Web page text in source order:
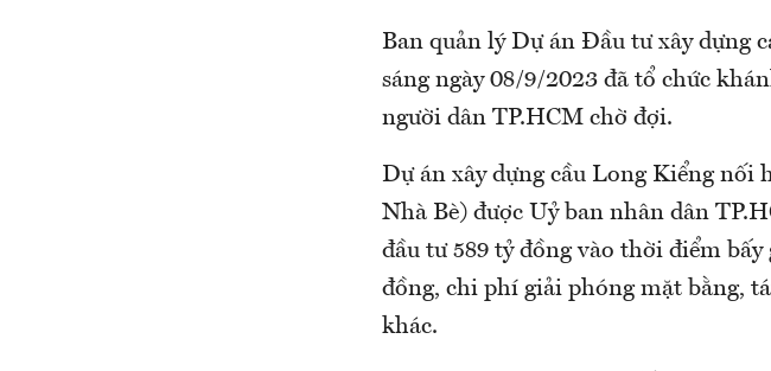
Ban quản lý Dự án Đầu tư xây dựng
sáng ngày 08/9/2023 đã tổ chức
người dân TP.HCM chờ đợi.
Dự án xây dựng cầu Long Kiểng nối
Nhà Bè) được Uỷ ban nhân dân
đầu tư 589 tỷ đồng vào thời điểm
đồng, chi phí giải phóng mặt bằng,
khác.